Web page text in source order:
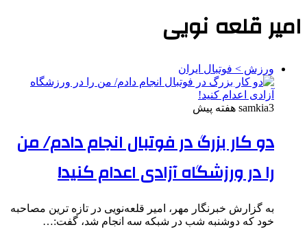
امیر قلعه نویی
ورزش > فوتبال ایران
samkia3 هفته پیش
دو کار بزرگ در فوتبال انجام دادم/ من
را در ورزشگاه آزادی اعدام کنید!
به گزارش خبرنگار مهر، امیر قلعه‌نویی در تازه ترین مصاحبه
خود که دوشنبه شب در شبکه سه انجام شد، گفت:…